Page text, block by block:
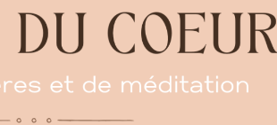
réceptivité, l'écoute et la réception de la
nos vies.
Le tarif comprend le temps de
logistiques, le réceptacle, les